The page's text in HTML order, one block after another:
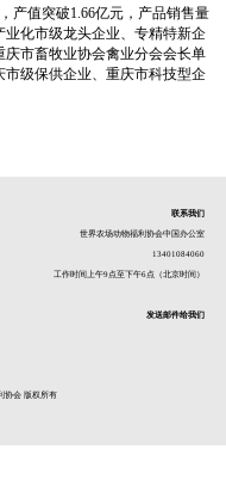
产值突破1.66亿元，产品销售量
化市级龙头企业、专精特新企
市畜牧业协会禽业分会会长单
级保供企业、重庆市科技型企
联系我们
世界农场动物福利协会中国办公室
13401084060
工作时间上午9点至下午6点（北京时间）
发送邮件给我们
协会 版权所有